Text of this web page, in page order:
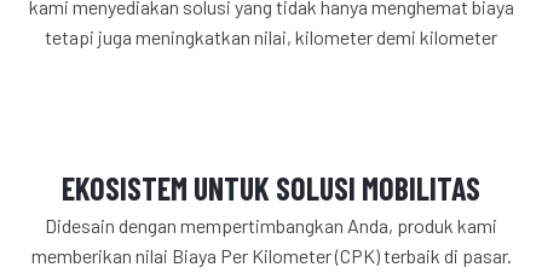
kami menyediakan solusi yang tidak hanya menghemat biaya
tetapi juga meningkatkan nilai, kilometer demi kilometer
EKOSISTEM UNTUK SOLUSI MOBILITAS
Didesain dengan mempertimbangkan Anda, produk kami
memberikan nilai Biaya Per Kilometer (CPK) terbaik di pasar.